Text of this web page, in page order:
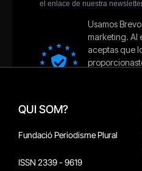
QUI SOM?
Fundació Periodisme Plural
ISSN 2339 - 9619